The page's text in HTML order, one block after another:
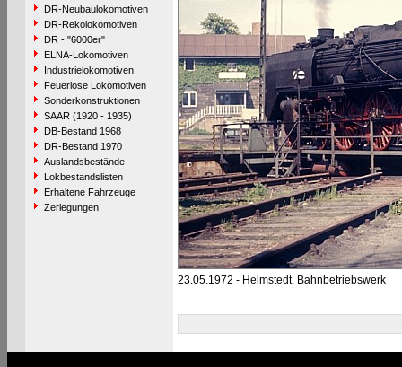
DR-Neubaulokomotiven
DR-Rekolokomotiven
DR - "6000er"
ELNA-Lokomotiven
Industrielokomotiven
Feuerlose Lokomotiven
Sonderkonstruktionen
SAAR (1920 - 1935)
DB-Bestand 1968
DR-Bestand 1970
Auslandsbestände
Lokbestandslisten
Erhaltene Fahrzeuge
Zerlegungen
23.05.1972 - Helmstedt, Bahnbetriebswerk